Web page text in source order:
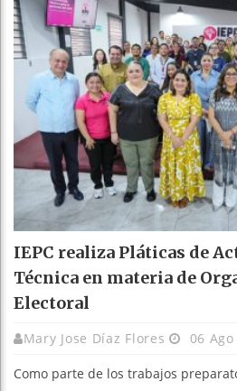
IEPC realiza Pláticas de
Técnica en materia de
Electoral
Mary Jose Díaz Flores 06
Como parte de los trabajos